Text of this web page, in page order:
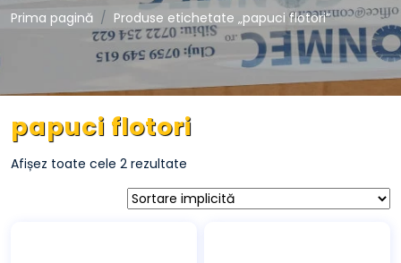
Prima pagină Produse etichetate „papuci flotori”
papuci flotori
Afișez toate cele 2 rezultate